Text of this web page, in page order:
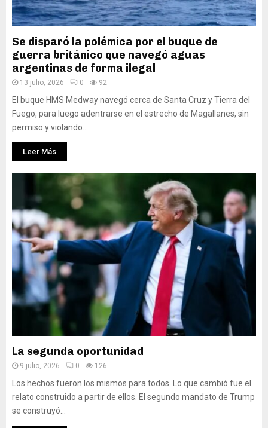
Se disparó la polémica por el buque de
guerra británico que navegó aguas
argentinas de forma ilegal
13 julio, 2026 0 92
El buque HMS Medway navegó cerca de Santa Cruz y Tierra del
Fuego, para luego adentrarse en el estrecho de Magallanes, sin
permiso y violando...
Leer Más
La segunda oportunidad
9 julio, 2026 0 126
Los hechos fueron los mismos para todos. Lo que cambió fue el
relato construido a partir de ellos. El segundo mandato de Trump
se construyó...